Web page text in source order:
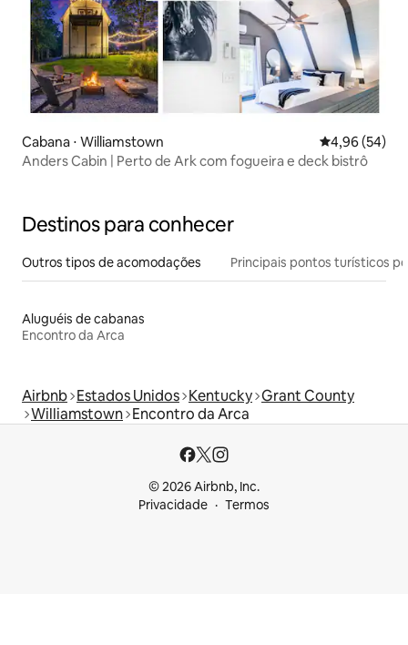
Cabana ⋅ Williamstown 4,96 de uma
4,96 (54)
Anders Cabin | Perto de Ark com fogueira e deck bistrô
Destinos para conhecer
Outros tipos de acomodações Principais pontos turísticos
Aluguéis de cabanas
Encontro da Arca
Airbnb Estados Unidos Kentucky Grant County
Williamstown Encontro da Arca
© 2026 Airbnb, Inc.
Privacidade
Termos